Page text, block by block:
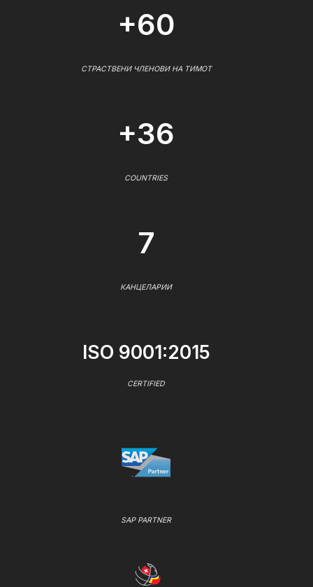
+60
СТРАСТВЕНИ ЧЛЕНОВИ НА ТИМОТ
+36
COUNTRIES
7
КАНЦЕЛАРИИ
ISO 9001:2015
CERTIFIED
SAP PARTNER